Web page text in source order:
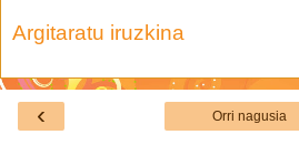
Argitaratu iruzkina
‹ Orri nagusia